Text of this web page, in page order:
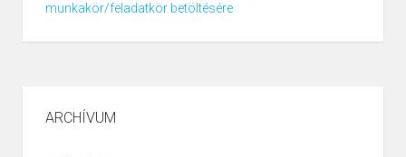
munkakör/feladatkör betöltésére
ARCHÍVUM